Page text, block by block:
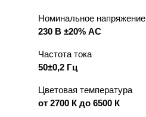
Номинальное напряжение
Частота тока
Цветовая температура
230 В ±20% АС
50±0,2 Гц
от 2700 К до 6500 К